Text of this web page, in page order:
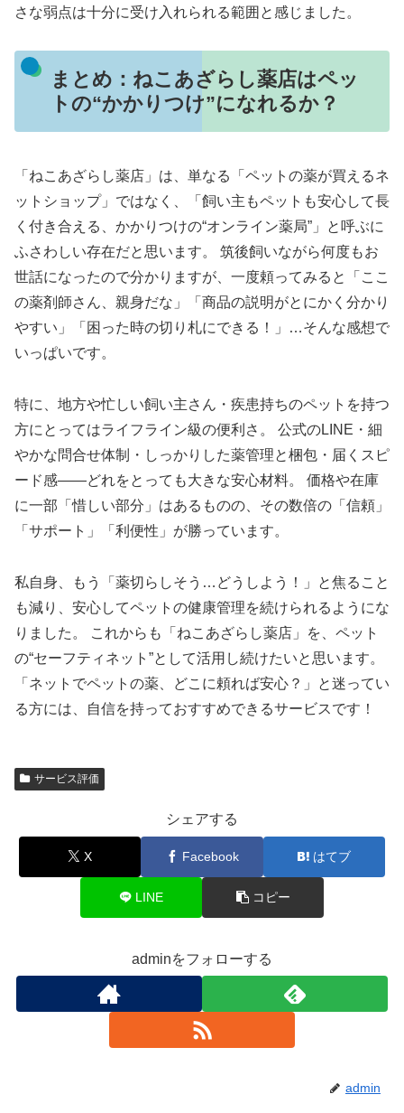
さな弱点は十分に受け入れられる範囲と感じました。
まとめ：ねこあざらし薬店はペッ
トの“かかりつけ”になれるか？
「ねこあざらし薬店」は、単なる「ペットの薬が買えるネ
ットショップ」ではなく、「飼い主もペットも安心して長
く付き合える、かかりつけの“オンライン薬局”」と呼ぶに
ふさわしい存在だと思います。 筑後飼いながら何度もお
世話になったので分かりますが、一度頼ってみると「ここ
の薬剤師さん、親身だな」「商品の説明がとにかく分かり
やすい」「困った時の切り札にできる！」…そんな感想で
いっぱいです。
特に、地方や忙しい飼い主さん・疾患持ちのペットを持つ
方にとってはライフライン級の便利さ。 公式のLINE・細
やかな問合せ体制・しっかりした薬管理と梱包・届くスピ
ード感——どれをとっても大きな安心材料。 価格や在庫
に一部「惜しい部分」はあるものの、その数倍の「信頼」
「サポート」「利便性」が勝っています。
私自身、もう「薬切らしそう…どうしよう！」と焦ること
も減り、安心してペットの健康管理を続けられるようにな
りました。 これからも「ねこあざらし薬店」を、ペット
の“セーフティネット”として活用し続けたいと思います。
「ネットでペットの薬、どこに頼れば安心？」と迷ってい
る方には、自信を持っておすすめできるサービスです！
サービス評価
シェアする
X Facebook はてブ
LINE コピー
adminをフォローする
admin